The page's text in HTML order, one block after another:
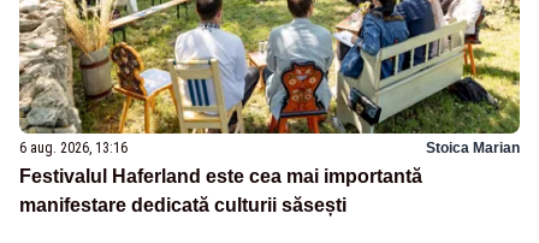
6 aug. 2026, 13:16 Stoica Marian
Festivalul Haferland este cea mai importantă
manifestare dedicată culturii săsești